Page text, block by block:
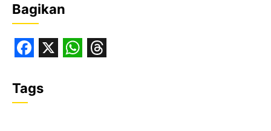
Bagikan
a
c
Tags